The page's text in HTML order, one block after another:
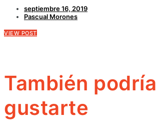
septiembre 16, 2019
Pascual Morones
VIEW POST
También podría
gustarte